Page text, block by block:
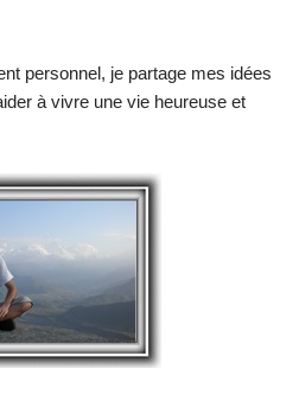
personnel, je partage mes idées
à vivre une vie heureuse et